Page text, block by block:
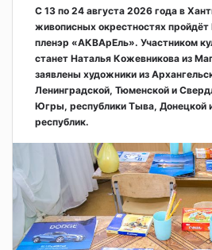
С 13 по 24 августа 2026 года в
живописных окрестностях пройдёт
пленэр «АКВАрЕль». Участником
станет Наталья Кожевникова из
заявлены художники из
Ленинградской, Тюменской и
Югры, республики Тыва, Донецкой
республик.